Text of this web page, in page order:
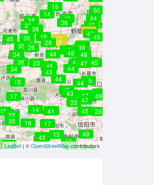
46
39
49
47
36
49
59
44
50
49
41
35
43
34
36
45
49
41
45
43
45
49
45
47
46
28
36
48
25
47
42
45
28
44
14
19
43
35
23
63
42
46
42
44
47
47
48
46
22
38
49
49
16
50
16
44
42
16
23
26
34
45
17
49
43
43
15
45
44
26
47
46
38
47
14
59
58
17
32
44
45
15
Leaflet| ©OpenStreetMapcontributors